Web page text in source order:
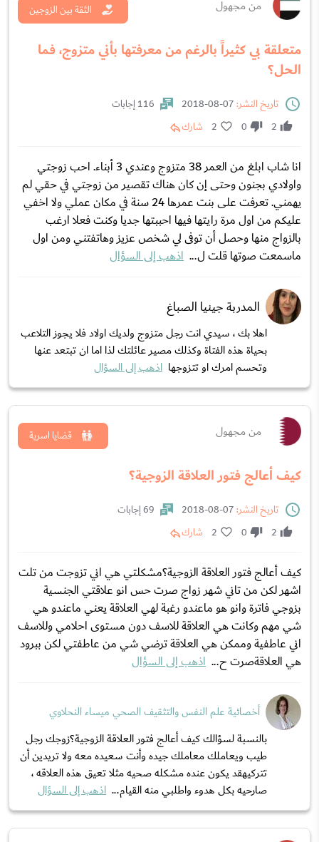
من مجهول
متعلقة بي كثيراً بالرغم من معرفتها بأني متزوج، فما
الحل؟
الثقة بين الزوجين
تاريخ النشر:
116 إجابات
2
0
2 شارك
انا شاب ابلغ من العمر 38 متزوج وعندي 3 أبناء. احب زوجتي
واولادي بجنون وحتى إن كان هناك تقصير من زوجتي في حقي لم
يهمني. تعرفت على بنت عمرها 24 سنة في مكان عملي ولا اخفي
عليكم من اول مرة رايتها فيها احببتها جديا وكنت فعلا ارغب
بالزواج منها وحصل أن توفى لي شخص عزيز وهاتفتني ومن اول
ماسمعت صوتها قلت ل... اذهب إلى السؤال
المدربة جينيا الصباغ
اهلا بك ، سيدي انت رجل متزوج ولديك اولاد فلا يجوز التلاعب
بحياة هذه الفتاة وكذلك مصير عائلتك لذا اما ان تبتعد عنها
وتحسم امرك او تتزوجها اذهب إلى السؤال
من مجهول
كيف أعالج فتور العلاقة الزوجية؟
قضايا اسرية
تاريخ النشر:
69 إجابات
2
0
2 شارك
كيف أعالج فتور العلاقة الزوجية؟مشكلتي هي اني تزوجت من تلت
اشهر لكن من تاني شهر زواج صرت حس انو علاقتي الجنسية
بزوجي فاترة وانو هو ماعندو رغبة لهي العلاقة يعني ماعندو هي
شي مهم وكانت هي العلاقة للاسف دون مستوى احلامي وللاسف
اني عاطفية وممكن هي العلاقة ترضي شي من عاطفتي لكن ببرود
هي العلاقةصرت ح... اذهب إلى السؤال
أخصائية علم النفس والتثقيف الصحي ميساء النحلاوي
بالنسبة لسؤالك كيف أعالج فتور العلاقة الزوجية؟زوجك رجل
طيب ويعاملك معاملك جيده وأنت سعيده معه ولا تريدين أن
تتركيهقد يكون عنده مشكله صحيه مثلا تعيق هذه العلاقه ،
صارحيه بكل هدوء واطلبي منه القيام... اذهب إلى السؤال